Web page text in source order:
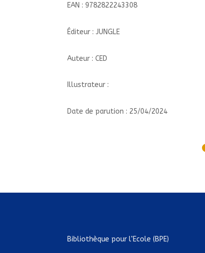
EAN : 9782822243308
Éditeur : JUNGLE
Auteur : CED
Illustrateur :
Date de parution : 25/04/2024
Bibliothèque pour l’Ecole (BPE)